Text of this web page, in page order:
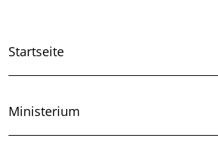
Startseite
Ministerium